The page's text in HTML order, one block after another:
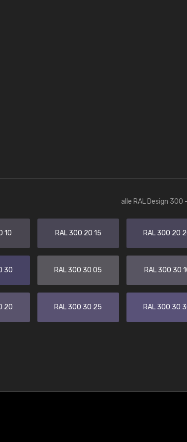
alle RAL Design 300
10 RAL 300 20 15 RAL 300 20
30 RAL 300 30 05 RAL 300 30
20 RAL 300 30 25 RAL 300 30